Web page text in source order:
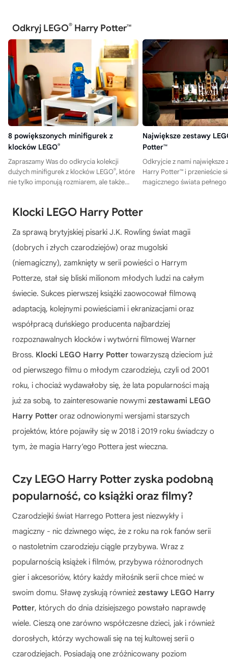
Odkryj LEGO® Harry Potter™
8 powiększonych minifigurek z
klocków LEGO®
Zapraszamy Was do odkrycia kolekcji
dużych minifigurek z klocków LEGO®, które
nie tylko imponują rozmiarem, ale także
Największe zestawy
Potter™
Odkryjcie z nami największe
Harry Potter™ i przenieście
magicznego świata pełnego
Klocki LEGO Harry Potter
Za sprawą brytyjskiej pisarki J.K. Rowling świat magii
(dobrych i złych czarodziejów) oraz mugolski
(niemagiczny), zamknięty w serii powieści o Harrym
Potterze, stał się bliski milionom młodych ludzi na całym
świecie. Sukces pierwszej książki zaowocował filmową
adaptacją, kolejnymi powieściami i ekranizacjami oraz
współpracą duńskiego producenta najbardziej
rozpoznawalnych klocków i wytwórni filmowej Warner
Bross. Klocki LEGO Harry Potter towarzyszą dzieciom już
od pierwszego filmu o młodym czarodzieju, czyli od 2001
roku, i chociaż wydawałoby się, że lata popularności mają
już za sobą, to zainteresowanie nowymi zestawami LEGO
Harry Potter oraz odnowionymi wersjami starszych
projektów, które pojawiły się w 2018 i 2019 roku świadczy o
tym, że magia Harry’ego Pottera jest wieczna.
Czy LEGO Harry Potter zyska podobną
popularność, co książki oraz filmy?
Czarodziejki świat Harrego Pottera jest niezwykły i
magiczny - nic dziwnego więc, że z roku na rok fanów serii
o nastoletnim czarodzieju ciągle przybywa. Wraz z
popularnością książek i filmów, przybywa różnorodnych
gier i akcesoriów, który każdy miłośnik serii chce mieć w
swoim domu. Sławę zyskują również zestawy LEGO Harry
Potter, których do dnia dzisiejszego powstało naprawdę
wiele. Cieszą one zarówno współczesne dzieci, jak i również
dorosłych, którzy wychowali się na tej kultowej serii o
czarodziejach. Posiadają one zróżnicowany poziom